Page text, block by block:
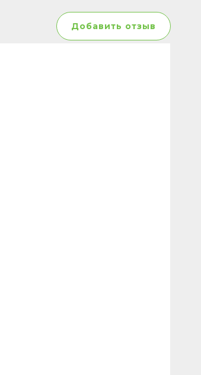
Добавить отзыв